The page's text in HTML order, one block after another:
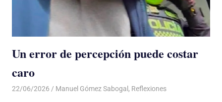
Un error de percepción puede costar
caro
22/06/2026 De todo un Poco
Manuel Gómez Sabogal , Reflexiones